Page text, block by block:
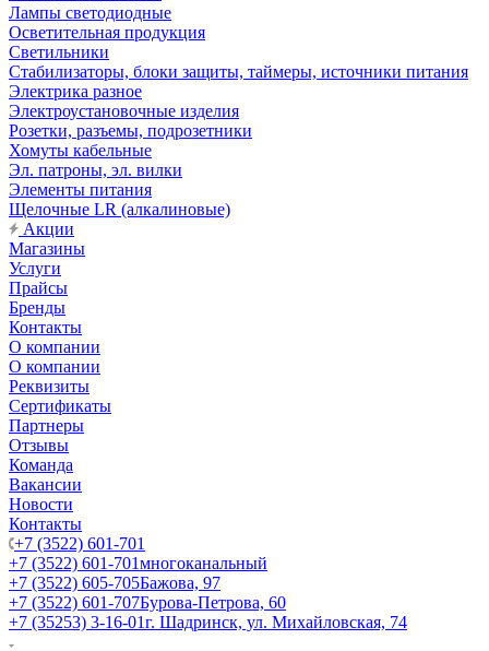
Лампы светодиодные
Осветительная продукция
Светильники
Стабилизаторы, блоки защиты, таймеры, источники питания
Электрика разное
Электроустановочные изделия
Розетки, разъемы, подрозетники
Хомуты кабельные
Эл. патроны, эл. вилки
Элементы питания
Щелочные LR (алкалиновые)
Акции
Магазины
Услуги
Прайсы
Бренды
Контакты
О компании
О компании
Реквизиты
Сертификаты
Партнеры
Отзывы
Команда
Вакансии
Новости
Контакты
+7 (3522) 601-701
+7 (3522) 601-701многоканальный
+7 (3522) 605-705Бажова, 97
+7 (3522) 601-707Бурова-Петрова, 60
+7 (35253) 3-16-01г. Шадринск, ул. Михайловская, 74